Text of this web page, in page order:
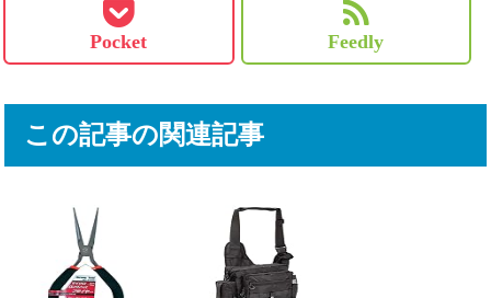
Pocket Feedly
この記事の関連記事